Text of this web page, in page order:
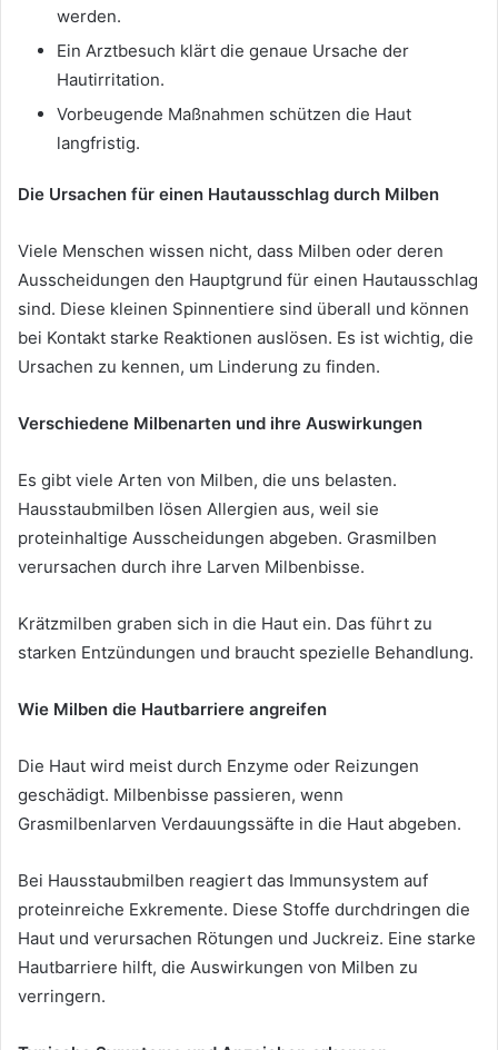
werden.
Ein Arztbesuch klärt die genaue Ursache der
Hautirritation.
Vorbeugende Maßnahmen schützen die Haut
langfristig.
Die Ursachen für einen Hautausschlag durch Milben
Viele Menschen wissen nicht, dass Milben oder deren
Ausscheidungen den Hauptgrund für einen Hautausschlag
sind. Diese kleinen Spinnentiere sind überall und können
bei Kontakt starke Reaktionen auslösen. Es ist wichtig, die
Ursachen zu kennen, um Linderung zu finden.
Verschiedene Milbenarten und ihre Auswirkungen
Es gibt viele Arten von Milben, die uns belasten.
Hausstaubmilben lösen Allergien aus, weil sie
proteinhaltige Ausscheidungen abgeben. Grasmilben
verursachen durch ihre Larven Milbenbisse.
Krätzmilben graben sich in die Haut ein. Das führt zu
starken Entzündungen und braucht spezielle Behandlung.
Wie Milben die Hautbarriere angreifen
Die Haut wird meist durch Enzyme oder Reizungen
geschädigt. Milbenbisse passieren, wenn
Grasmilbenlarven Verdauungssäfte in die Haut abgeben.
Bei Hausstaubmilben reagiert das Immunsystem auf
proteinreiche Exkremente. Diese Stoffe durchdringen die
Haut und verursachen Rötungen und Juckreiz. Eine starke
Hautbarriere hilft, die Auswirkungen von Milben zu
verringern.